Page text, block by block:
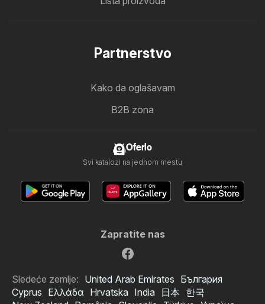
Partnerstvo
Kako da oglašavam
B2B zona
Oferlo
Svi katalozi na jednom mestu
Zapratite nas
Sledeće zemlje: United Arab Emirates България
Cyprus Ελλάδα Hrvatska India 日本 한국